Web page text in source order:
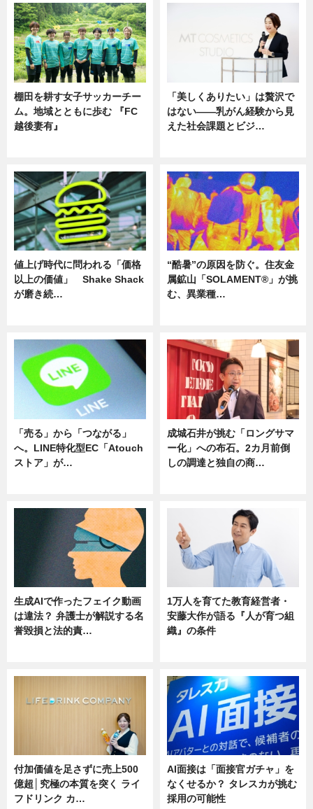
棚田を耕す女子サッカーチー
ム。地域とともに歩む 『FC
越後妻有』
「美しくありたい」は贅沢で
はない――乳がん経験から見
えた社会課題とビジ…
値上げ時代に問われる「価格
以上の価値」 Shake Shack
が磨き続…
“酷暑”の原因を防ぐ。住友金
属鉱山「SOLAMENT®」が挑
む、異業種…
「売る」から「つながる」
へ。LINE特化型EC「Atouch
ストア」が…
成城石井が挑む「ロングサマ
ー化」への布石。2カ月前倒
しの調達と独自の商…
生成AIで作ったフェイク動画
は違法？ 弁護士が解説する名
誉毀損と法的責…
1万人を育てた教育経営者・
安藤大作が語る『人が育つ組
織』の条件
付加価値を足さずに売上500
億超│究極の本質を突く ライ
フドリンク カ…
AI面接は「面接官ガチャ」を
なくせるか？ タレスカが挑む
採用の可能性